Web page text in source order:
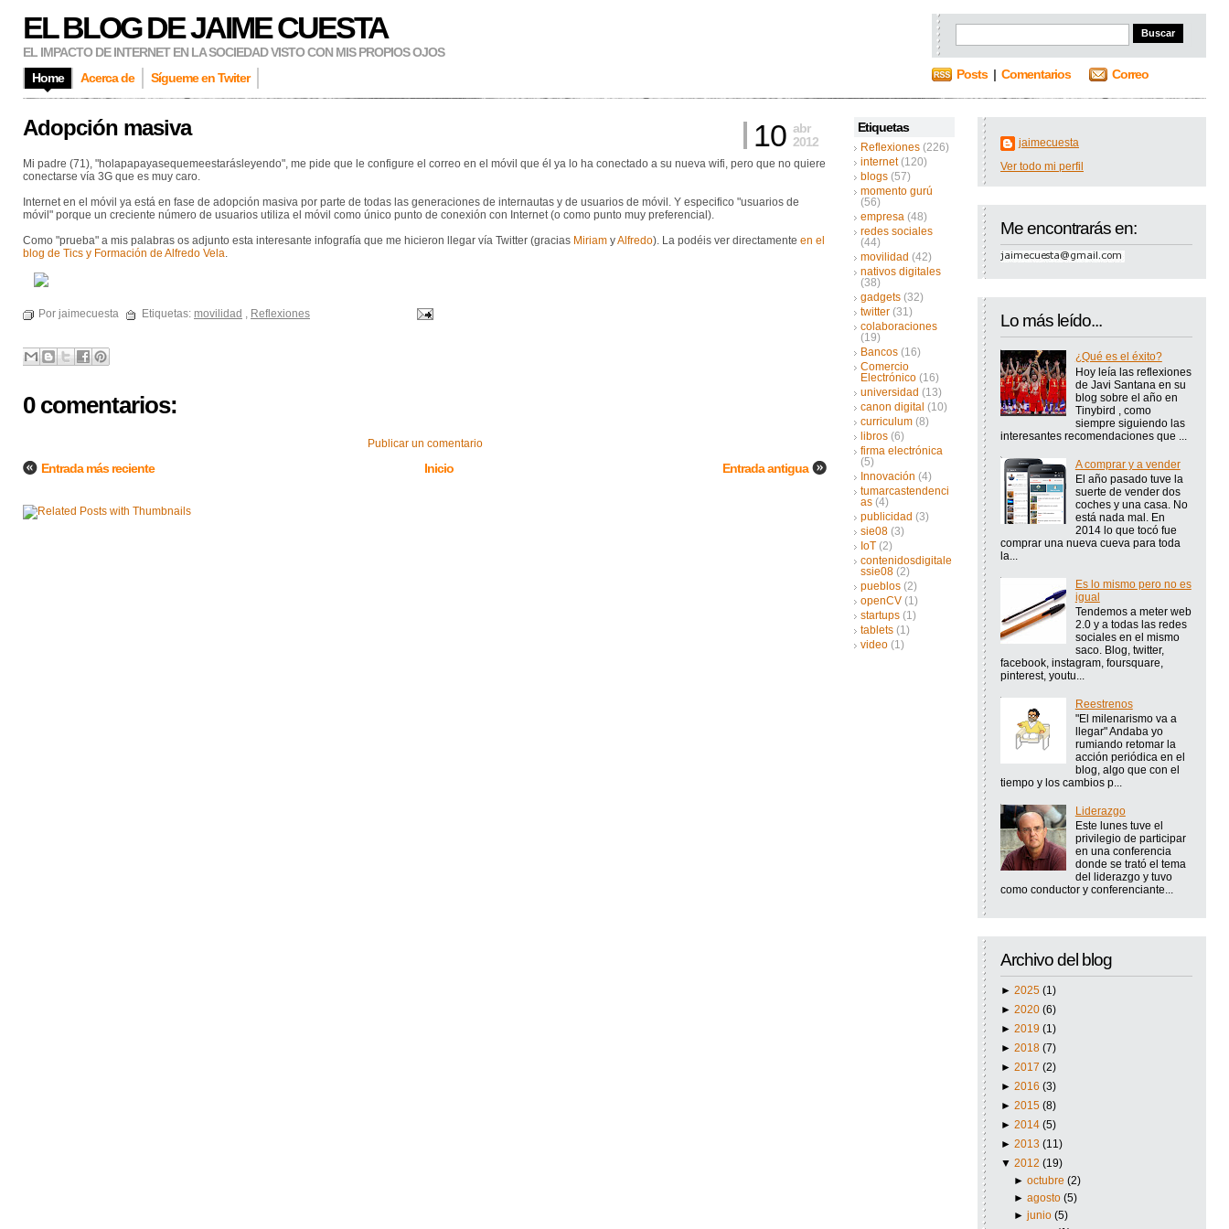
EL BLOG DE JAIME CUESTA
EL IMPACTO DE INTERNET EN LA SOCIEDAD VISTO CON MIS PROPIOS OJOS
Home
Acerca de Sígueme en Twiter Posts| Comentarios Correo
Etiquetas
Reflexiones (226)
internet (120)
blogs (57)
momento gurú
(56)
empresa (48)
redes sociales
(44)
movilidad (42)
nativos digitales
(38)
gadgets (32)
twitter (31)
colaboraciones
(19)
Bancos (16)
Comercio
Electrónico (16)
universidad (13)
canon digital (10)
curriculum (8)
libros (6)
firma electrónica
(5)
Innovación (4)
tumarcastendenci
as (4)
publicidad (3)
sie08 (3)
IoT (2)
contenidosdigitale
ssie08 (2)
pueblos (2)
openCV (1)
startups (1)
tablets (1)
video (1)
jaimecuesta
Ver todo mi perfil
Me encontrarás en:
Lo más leído...
¿Qué es el éxito?
Hoy leía las reflexiones
de Javi Santana en su
blog sobre el año en
Tinybird , como
siempre siguiendo las
interesantes recomendaciones que ...
A comprar y a vender
El año pasado tuve la
suerte de vender dos
coches y una casa. No
está nada mal. En
2014 lo que tocó fue
comprar una nueva cueva para toda
la...
Es lo mismo pero no es
igual
Tendemos a meter web
2.0 y a todas las redes
sociales en el mismo
saco. Blog, twitter,
facebook, instagram, foursquare,
pinterest, youtu...
Reestrenos
"El milenarismo va a
llegar" Andaba yo
rumiando retomar la
acción periódica en el
blog, algo que con el
tiempo y los cambios p...
Liderazgo
Este lunes tuve el
privilegio de participar
en una conferencia
donde se trató el tema
del liderazgo y tuvo
como conductor y conferenciante...
Archivo del blog
► 2025 (1)
► 2020 (6)
► 2019 (1)
► 2018 (7)
► 2017 (2)
► 2016 (3)
► 2015 (8)
► 2014 (5)
► 2013 (11)
▼ 2012 (19)
►octubre(2)
►agosto(5)
►junio(5)
Adopción masiva 10 abr
2012
Mi padre (71), "holapapayasequemeestarásleyendo", me pide que le configure el correo en el móvil que él ya lo ha conectado a su nueva wifi, pero que no quiere
conectarse vía 3G que es muy caro.
Internet en el móvil ya está en fase de adopción masiva por parte de todas las generaciones de internautas y de usuarios de móvil. Y especifico "usuarios de
móvil" porque un creciente número de usuarios utiliza el móvil como único punto de conexión con Internet (o como punto muy preferencial).
Como "prueba" a mis palabras os adjunto esta interesante infografía que me hicieron llegar vía Twitter (gracias Miriam yAlfredo). La podéis ver directamente en el
blog de Tics y Formación de Alfredo Vela.
Por jaimecuesta Etiquetas: movilidad , Reflexiones
0 comentarios:
Publicar un comentario
Entrada más reciente Entrada antigua
Inicio